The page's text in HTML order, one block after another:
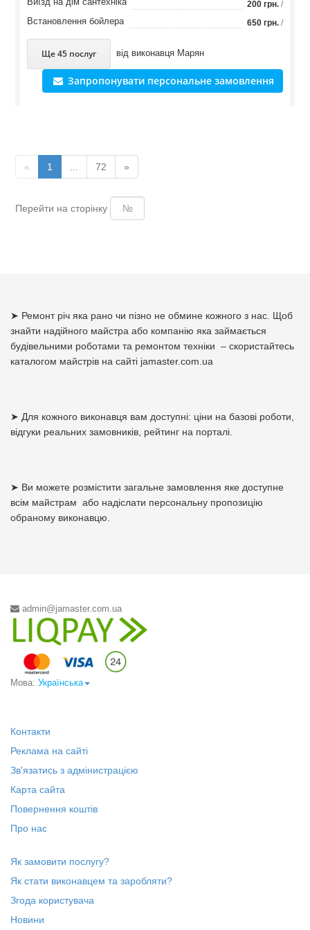
200 грн. /
Встановлення бойлера 650 грн. /
Ще 45 послуг від виконавця Марян
Запропонувати персональне замовлення
« 1 72 »
Перейти на сторінку
➤ Ремонт річ яка рано чи пізно не обмине кожного з нас. Щоб
знайти надійного майстра або компанію яка займається
будівельними роботами та ремонтом техніки – скористайтесь
каталогом майстрів на сайті jamaster.com.ua
➤ Для кожного виконавця вам доступні: ціни на базові роботи,
відгуки реальних замовників, рейтинг на порталі.
➤ Ви можете розмістити загальне замовлення яке доступне
всім майстрам або надіслати персональну пропозицію
обраному виконавцю.
admin@jamaster.com.ua
Мова: Українська
Контакти
Реклама на сайті
Зв'язатись з адмінистрацією
Карта сайта
Повернення коштів
Про нас
Як замовити послугу?
Як стати виконавцем та заробляти?
Згода користувача
Новини